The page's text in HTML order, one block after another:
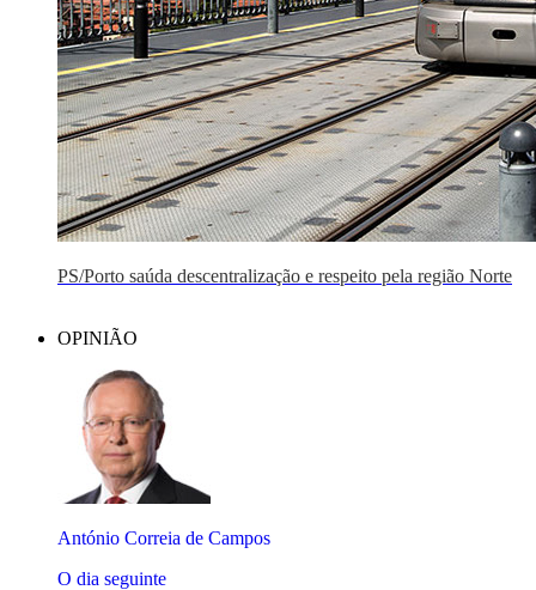
PS/Porto saúda descentralização e respeito pela região Norte
OPINIÃO
António Correia de Campos
O dia seguinte